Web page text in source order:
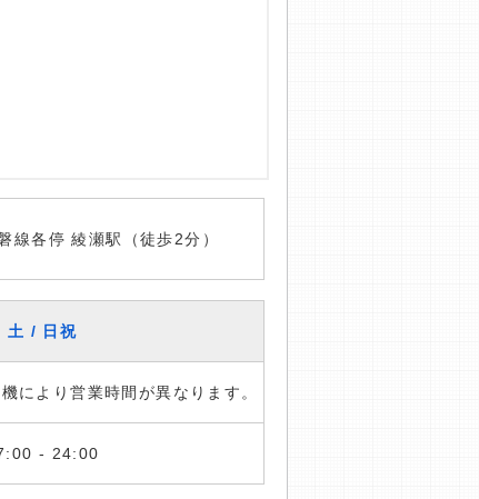
線各停 綾瀬駅（徒歩2分）
土 / 日祝
により営業時間が異なります。
- 24:00